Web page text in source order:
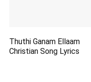
Thuthi Ganam Ellaam
Christian Song Lyrics